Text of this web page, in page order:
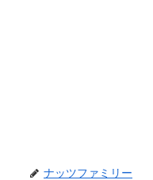
ナッツファミリー